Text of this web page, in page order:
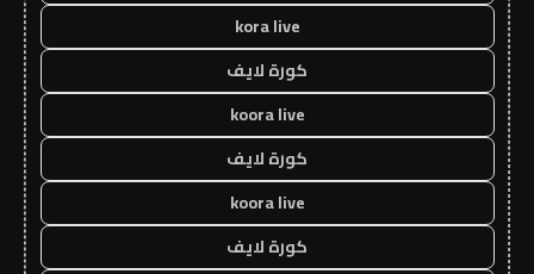
kora live
كورة لايف
koora live
كورة لايف
koora live
كورة لايف